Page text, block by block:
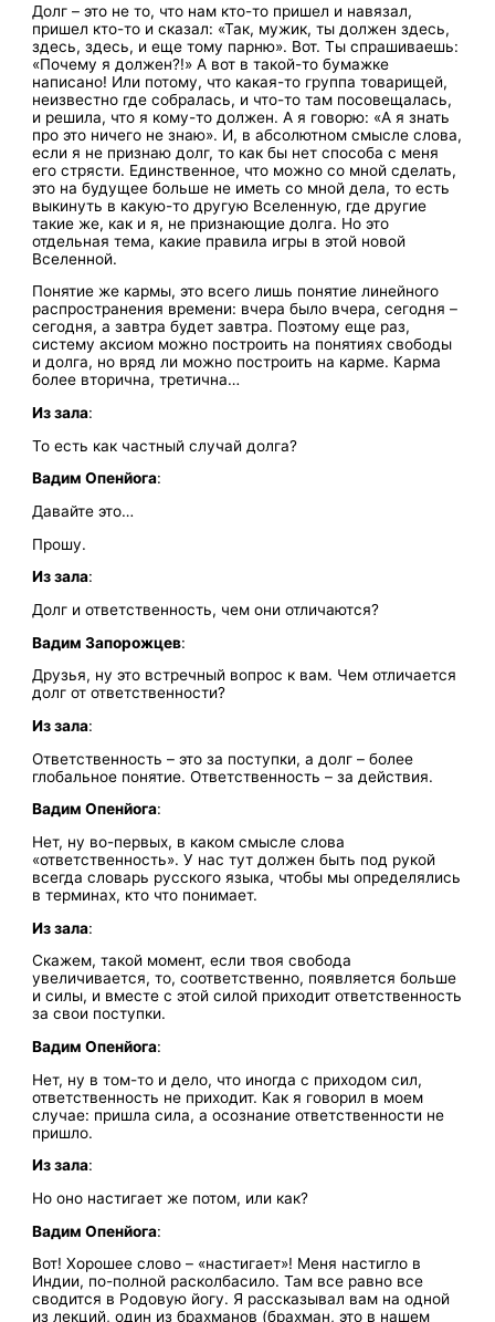
Долг – это не то, что нам кто-то пришел и навязал,
пришел кто-то и сказал: «Так, мужик, ты должен здесь,
здесь, здесь, и еще тому парню». Вот. Ты спрашиваешь:
«Почему я должен?!» А вот в такой-то бумажке
написано! Или потому, что какая-то группа товарищей,
неизвестно где собралась, и что-то там посовещалась,
и решила, что я кому-то должен. А я говорю: «А я знать
про это ничего не знаю». И, в абсолютном смысле слова,
если я не признаю долг, то как бы нет способа с меня
его стрясти. Единственное, что можно со мной сделать,
это на будущее больше не иметь со мной дела, то есть
выкинуть в какую-то другую Вселенную, где другие
такие же, как и я, не признающие долга. Но это
отдельная тема, какие правила игры в этой новой
Вселенной.
Понятие же кармы, это всего лишь понятие линейного
распространения времени: вчера было вчера, сегодня –
сегодня, а завтра будет завтра. Поэтому еще раз,
систему аксиом можно построить на понятиях свободы
и долга, но вряд ли можно построить на карме. Карма
более вторична, третична…
Из зала:
То есть как частный случай долга?
ВадимОпенйога:
Давайте это…
Прошу.
Из зала:
Долг и ответственность, чем они отличаются?
Вадим Запорожцев:
Друзья, ну это встречный вопрос к вам. Чем отличается
долг от ответственности?
Из зала:
Ответственность – это за поступки, а долг – более
глобальное понятие. Ответственность – за действия.
ВадимОпенйога:
Нет, ну во-первых, в каком смысле слова
«ответственность». У нас тут должен быть под рукой
всегда словарь русского языка, чтобы мы определялись
в терминах, кто что понимает.
Из зала:
Скажем, такой момент, если твоя свобода
увеличивается, то, соответственно, появляется больше
и силы, и вместе с этой силой приходит ответственность
за свои поступки.
ВадимОпенйога:
Нет, ну в том-то и дело, что иногда с приходом сил,
ответственность не приходит. Как я говорил в моем
случае: пришла сила, а осознание ответственности не
пришло.
Из зала:
Но оно настигает же потом, или как?
ВадимОпенйога:
Вот! Хорошее слово – «настигает»! Меня настигло в
Индии, по-полной расколбасило. Там все равно все
сводится в Родовую йогу. Я рассказывал вам на одной
из лекций, один из брахманов (брахман, это в нашем